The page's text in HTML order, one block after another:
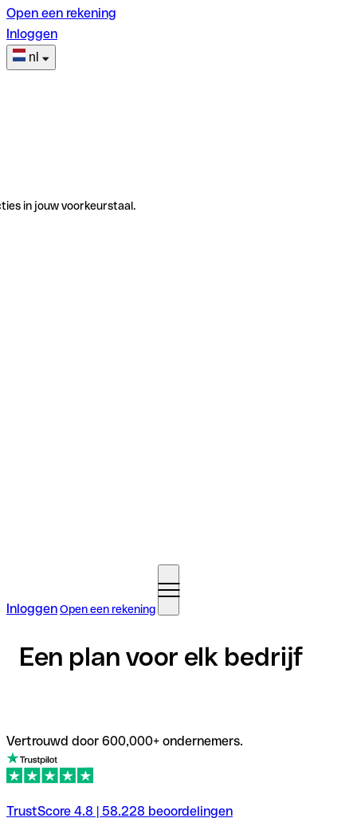
Open een rekening
Inloggen
nl
in jouw voorkeurstaal.
InloggenOpen een rekening
Een plan voor elk bedrijf
Vertrouwd door 600,000+ ondernemers.
TrustScore 4.8 | 58.228 beoordelingen